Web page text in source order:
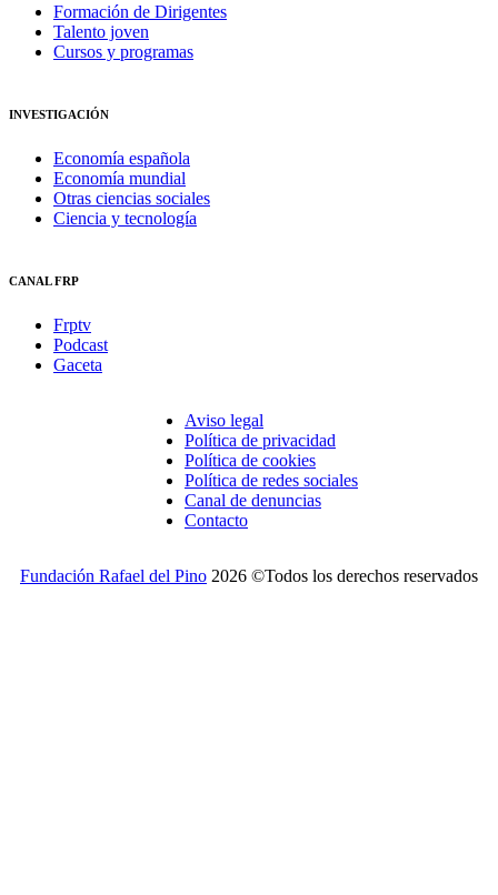
Formación de Dirigentes
Talento joven
Cursos y programas
INVESTIGACIÓN
Economía española
Economía mundial
Otras ciencias sociales
Ciencia y tecnología
CANAL FRP
Frptv
Podcast
Gaceta
Aviso legal
Política de privacidad
Política de cookies
Política de redes sociales
Canal de denuncias
Contacto
Fundación Rafael del Pino 2026 ©Todos los derechos reservados